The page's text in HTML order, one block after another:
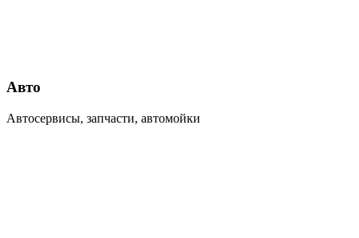
Авто
Автосервисы, запчасти, автомойки